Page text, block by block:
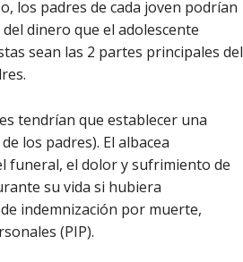
los padres de cada joven podrían
dinero que el adolescente
sean las 2 partes principales del
tendrían que establecer una
los padres). El albacea
funeral, el dolor y sufrimiento de
su vida si hubiera
indemnización por muerte,
(PIP).